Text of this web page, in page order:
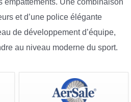
et d’une police élégante
de développement d’équipe,
au niveau moderne du sport.